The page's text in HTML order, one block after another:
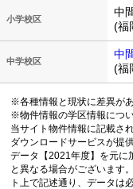
小学校区
中
(福
中学校区
中
(福
※各種情報と現状に差異が
※物件情報の学区情報につ
当サイト物件情報に記載さ
ダウンロードサービスが提
データ【2021年度】を元に
と異なる場合がございます
ト上で記述通り、データは